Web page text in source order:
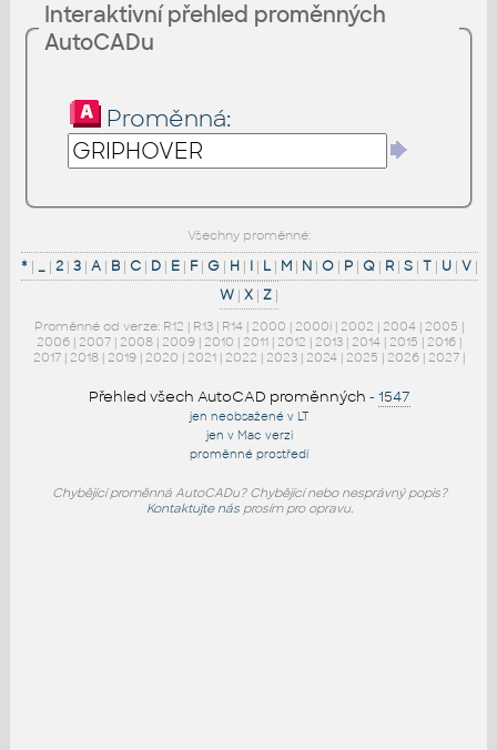
Interaktivní přehled proměnných
AutoCADu
Proměnná:
Všechny proměnné:
*| _| 2| 3| A| B| C| D| E| F| G| H| I| L| M| N| O| P| Q| R| S| T| U| V|
W | X | Z |
Proměnné od verze: R12 | R13 | R14 | 2000 | 2000i | 2002 | 2004 | 2005 |
2006 | 2007 | 2008 | 2009 | 2010 | 2011 | 2012 | 2013 | 2014 | 2015 | 2016 |
2017 | 2018 | 2019 | 2020 | 2021 | 2022 | 2023 | 2024 | 2025 | 2026 | 2027 |
Přehled všech AutoCAD proměnných - 1547
jen neobsažené v LT
jen v Mac verzi
proměnné prostředí
Chybějící proměnná AutoCADu? Chybějící nebo nesprávný popis?
Kontaktujte násprosím pro opravu.